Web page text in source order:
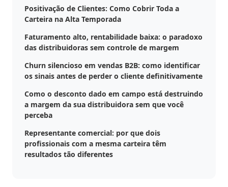
Flex
VPC
Estoque
cota
/
Futuro
Trade
parceiro
integrado
Positivação de Clientes: Como Cobrir Toda a
Carteira na Alta Temporada
Faturamento alto, rentabilidade baixa: o paradoxo
das distribuidoras sem controle de margem
Churn silencioso em vendas B2B: como identificar
os sinais antes de perder o cliente definitivamente
Como o desconto dado em campo está destruindo
a margem da sua distribuidora sem que você
perceba
Representante comercial: por que dois
profissionais com a mesma carteira têm
resultados tão diferentes